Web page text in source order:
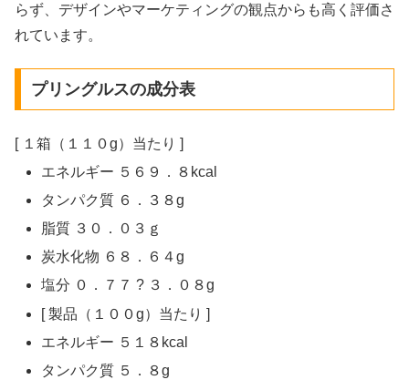
らず、デザインやマーケティングの観点からも高く評価さ
れています。
プリングルスの成分表
[ １箱（１１０g）当たり ]
エネルギー ５６９．８kcal
タンパク質 ６．３８g
脂質 ３０．０３ｇ
炭水化物 ６８．６４g
塩分 ０．７７ ? ３．０８g
[ 製品（１００g）当たり ]
エネルギー ５１８kcal
タンパク質 ５．８g